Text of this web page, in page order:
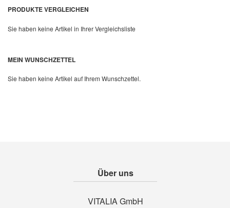
Quickview
PRODUKTE VERGLEICHEN
Sie haben keine Artikel in Ihrer Vergleichsliste
MEIN WUNSCHZETTEL
Sie haben keine Artikel auf Ihrem Wunschzettel.
Über uns
VITALIA GmbH